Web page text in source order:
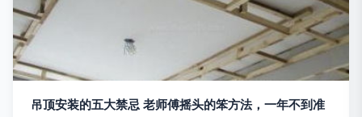
吊顶安装的五大禁忌 老师傅摇头的笨方法，一年不到准